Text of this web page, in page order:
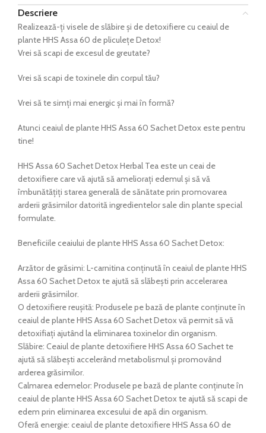
Descriere
Realizează-ți visele de slăbire și de detoxifiere cu ceaiul de
plante HHS Assa 60 de pliculețe Detox!
Vrei să scapi de excesul de greutate?
Vrei să scapi de toxinele din corpul tău?
Vrei să te simți mai energic și mai în formă?
Atunci ceaiul de plante HHS Assa 60 Sachet Detox este pentru
tine!
HHS Assa 60 Sachet Detox Herbal Tea este un ceai de
detoxifiere care vă ajută să ameliorați edemul și să vă
îmbunătățiți starea generală de sănătate prin promovarea
arderii grăsimilor datorită ingredientelor sale din plante special
formulate.
Beneficiile ceaiului de plante HHS Assa 60 Sachet Detox:
Arzător de grăsimi: L-carnitina conținută în ceaiul de plante HHS
Assa 60 Sachet Detox te ajută să slăbești prin accelerarea
arderii grăsimilor.
O detoxifiere reușită: Produsele pe bază de plante conținute în
ceaiul de plante HHS Assa 60 Sachet Detox vă permit să vă
detoxifiați ajutând la eliminarea toxinelor din organism.
Slăbire: Ceaiul de plante detoxifiere HHS Assa 60 Sachet te
ajută să slăbești accelerând metabolismul și promovând
arderea grăsimilor.
Calmarea edemelor: Produsele pe bază de plante conținute în
ceaiul de plante HHS Assa 60 Sachet Detox te ajută să scapi de
edem prin eliminarea excesului de apă din organism.
Oferă energie: ceaiul de plante detoxifiere HHS Assa 60 de